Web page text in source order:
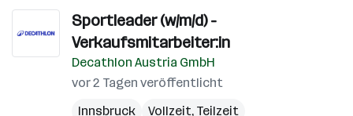
Sportleader (w/m/d) -
Verkaufsmitarbeiter:in
Decathlon Austria GmbH
vor 2 Tagen veröffentlicht
Innsbruck
Vollzeit, Teilzeit